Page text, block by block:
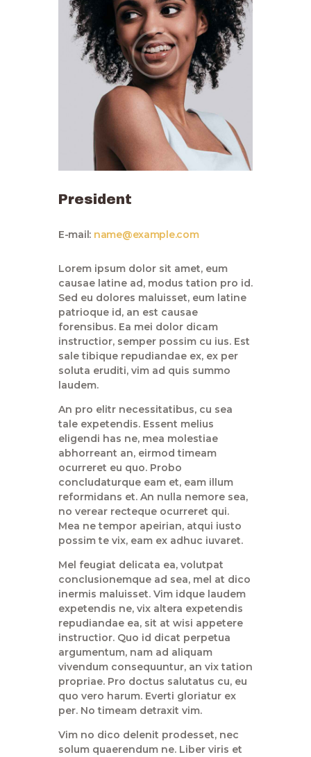
President
E-mail: name@example.com
Lorem ipsum dolor sit amet, eum
causae latine ad, modus tation pro id.
Sed eu dolores maluisset, eum latine
patrioque id, an est causae
forensibus. Ea mei dolor dicam
instructior, semper possim cu ius. Est
sale tibique repudiandae ex, ex per
soluta eruditi, vim ad quis summo
laudem.
An pro elitr necessitatibus, cu sea
tale expetendis. Essent melius
eligendi has ne, mea molestiae
abhorreant an, eirmod timeam
ocurreret eu quo. Probo
concludaturque eam et, eam illum
reformidans et. An nulla nemore sea,
no verear recteque ocurreret qui.
Mea ne tempor apeirian, atqui iusto
possim te vix, eam ex adhuc iuvaret.
Mel feugiat delicata ea, volutpat
conclusionemque ad sea, mel at dico
inermis maluisset. Vim idque laudem
expetendis ne, vix altera expetendis
repudiandae ea, sit at wisi appetere
instructior. Quo id dicat perpetua
argumentum, nam ad aliquam
vivendum consequuntur, an vix tation
propriae. Pro doctus salutatus cu, eu
quo vero harum. Everti gloriatur ex
per. No timeam detraxit vim.
Vim no dico delenit prodesset, nec
solum quaerendum ne. Liber viris et